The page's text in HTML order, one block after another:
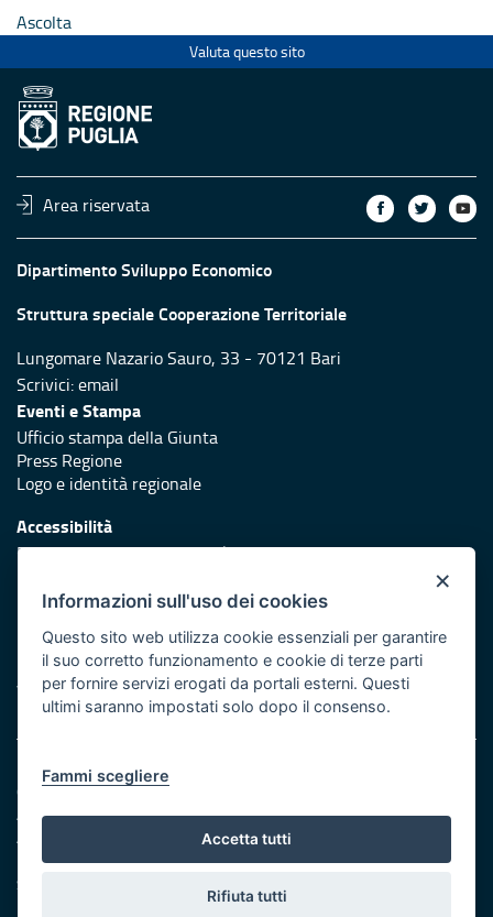
Ascolta
Valuta questo sito
Area riservata
Dipartimento Sviluppo Economico
Struttura speciale Cooperazione Territoriale
Lungomare Nazario Sauro, 33 - 70121 Bari
Scrivici:email
Eventi e Stampa
Ufficio stampa della Giunta
Press Regione
Logo e identità regionale
Accessibilità
Dichiarazione di accessibilità
Redazione
Protezione civile
Vai al sito di Protezione Civile Puglia
Note legali
Cookie e privacy
Amministrazione trasparente
Atti di notifica
Feed RSS
Servizi Intranet
×
Informazioni sull'uso dei cookies
Questo sito web utilizza cookie essenziali per garantire
il suo corretto funzionamento e cookie di terze parti
per fornire servizi erogati da portali esterni. Questi
ultimi saranno impostati solo dopo il consenso.
Fammi scegliere
Accetta tutti
Rifiuta tutti